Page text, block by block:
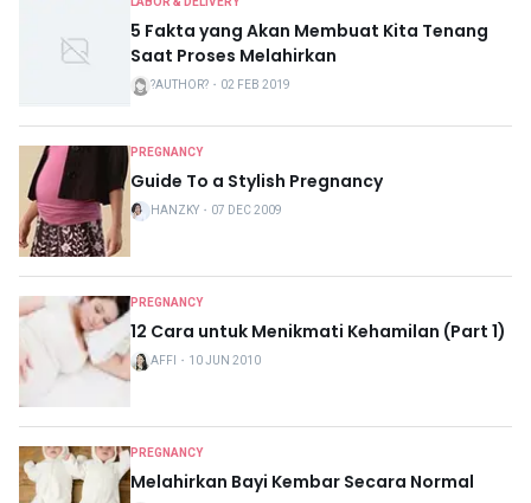
5 Fakta yang Akan Membuat Kita Tenang
Saat Proses Melahirkan
?AUTHOR? ・ 02 FEB 2019
PREGNANCY
Guide To a Stylish Pregnancy
HANZKY ・ 07 DEC 2009
PREGNANCY
12 Cara untuk Menikmati Kehamilan (Part 1)
AFFI ・ 10 JUN 2010
PREGNANCY
Melahirkan Bayi Kembar Secara Normal